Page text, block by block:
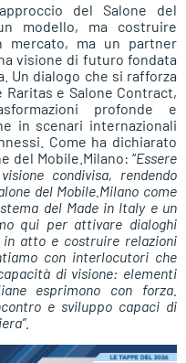
del Salone del
modello, ma costruire
mercato, ma un partner
visione di futuro fondata
Un dialogo che si rafforza
e Salone Contract,
profonde e
in scenari internazionali
Come ha dichiarato
del Mobile.Milano: “Essere
condivisa, rendendo
del Mobile.Milano come
del Made in Italy e un
qui per attivare dialoghi
atto e costruire relazioni
con interlocutori che
di visione: elementi
esprimono con forza.
e sviluppo capaci di